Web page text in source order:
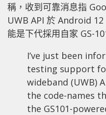
稱，收到可靠消息指
UWB API 於 Android
能是下代採用自家 GS-
I’ve just been
testing support
wideband (UWB)
the code-names
the GS101-